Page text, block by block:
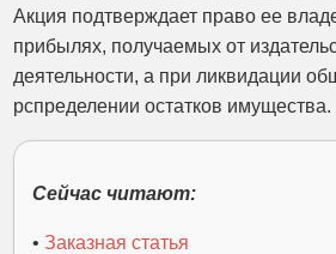
Акция подтверждает право ее
прибылях, получаемых от
деятельности, а при ликвидации
рспределении остатков имущества.
Сейчас читают:
•Заказная статья